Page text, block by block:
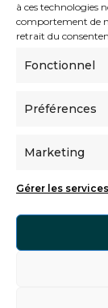
à ces technologies
comportement de
retrait du
Fonctionnel
Préférences
Marketing
Gérer les services
Sécurité et
Politique de